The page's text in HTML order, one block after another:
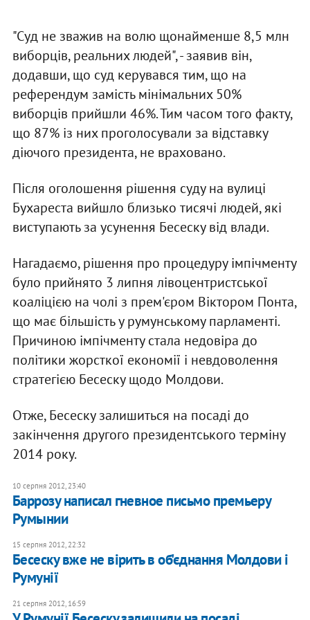
"Суд не зважив на волю щонайменше 8,5 млн
виборців, реальних людей", - заявив він,
додавши, що суд керувався тим, що на
референдум замість мінімальних 50%
виборців прийшли 46%. Тим часом того факту,
що 87% із них проголосували за відставку
діючого президента, не враховано.
Після оголошення рішення суду на вулиці
Бухареста вийшло близько тисячі людей, які
виступають за усунення Бесеску від влади.
Нагадаємо, рішення про процедуру імпічменту
було прийнято 3 липня лівоцентристської
коаліцією на чолі з прем'єром Віктором Понта,
що має більшість у румунському парламенті.
Причиною імпічменту стала недовіра до
політики жорсткої економії і невдоволення
стратегією Бесеску щодо Молдови.
Отже, Бесеску залишиться на посаді до
закінчення другого президентського терміну
2014 року.
10 серпня 2012, 23:40
Баррозу написал гневное письмо премьеру
Румынии
15 серпня 2012, 22:32
Бесеску вже не вірить в об'єднання Молдови і
Румунії
21 серпня 2012, 16:59